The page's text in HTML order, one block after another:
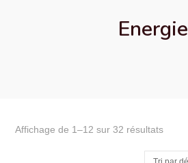
Energie
Affichage de 1–12 sur 32 résultats